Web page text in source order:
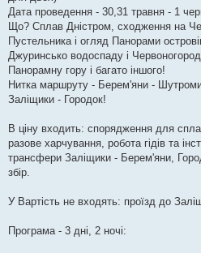
л
е
н
н
я
Дата проведення - 30,31 травня - 1
Що? Сплав Дністром, сходження на
Пустельника і огляд Панорами
Джуринсько водоспаду і
Панорамну гору і багато іншого!
Нитка маршруту - Берем'яни -
Заліщики - Городок!
В ціну входить: спорядження для
разове харчування, робота гідів та
трансфери Заліщики - Берем'яни,
збір.
У Вартість не входять: проїзд до
Програма - 3 дні, 2 ночі: